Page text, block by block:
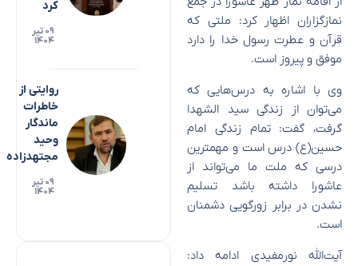
نمازگزاران اظهار کرد: ملتی که
قرآن و عطرت رسول خدا را دارد
موفق و پیروز است.
وی با اشاره به درس‌هایی که
می‌توان از زندگی سید الشهدا
گرفت، گفت: تمام زندگی امام
حسین(ع) درس است و مهمترین
درسی که ملت ما می‌تواند از
عاشورا داشته باشد تسلیم
نشدن در برابر زورگویی دشمنان
است.
آیت‌الله نورمفیدی ادامه داد:
کرد
۰۹ تیر
۱۴۰۴
روایتی از
خاطرات
ماندگار
وحید
مجتهدزاده
۰۹ تیر
۱۴۰۴